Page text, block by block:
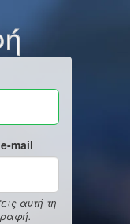
mail
αυτή τη